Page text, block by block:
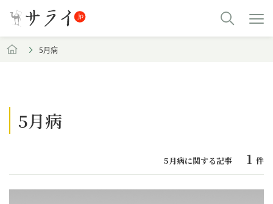
5月病
5月病
5月病に関する記事 1 件